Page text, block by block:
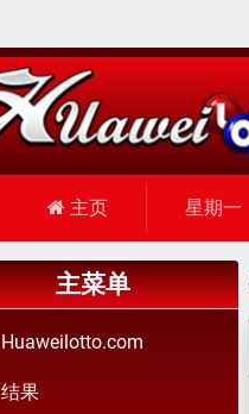
主页 星期一
主菜单
Huaweilotto.com
结果